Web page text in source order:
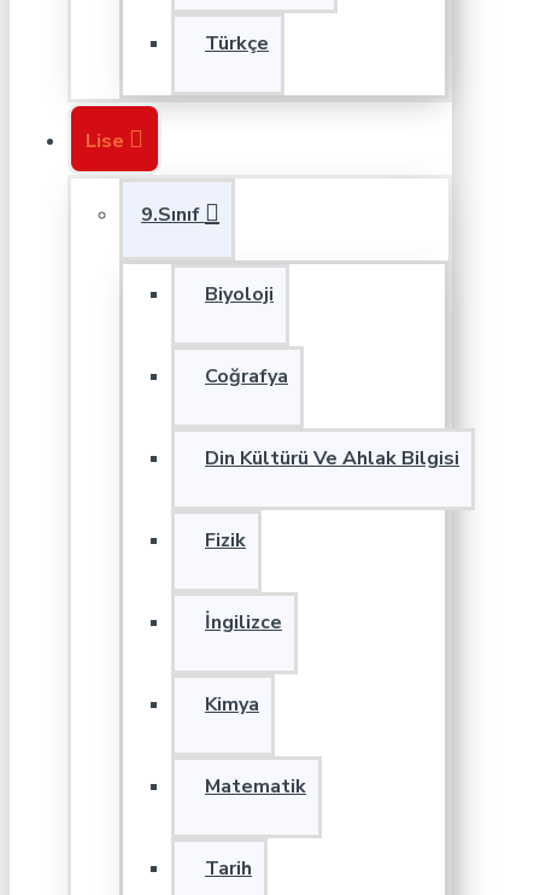
Türkçe
Lise
9.Sınıf
Biyoloji
Coğrafya
Din Kültürü Ve Ahlak Bilgisi
Fizik
İngilizce
Kimya
Matematik
Tarih